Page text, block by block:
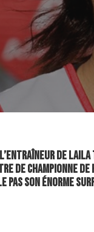
de
de championne
pas son énorme